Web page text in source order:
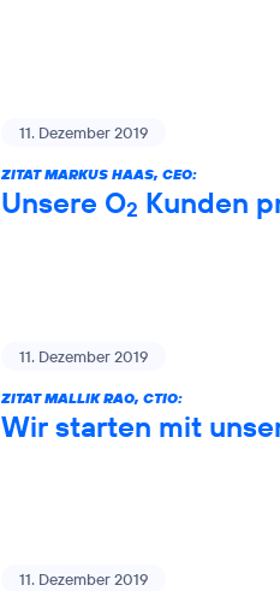
11. Dezember 2019
ZITAT MARKUS HAAS, CEO:
Unsere O2 Kunden
11. Dezember 2019
ZITAT MALLIK RAO, CTIO:
Wir starten mit
11. Dezember 2019